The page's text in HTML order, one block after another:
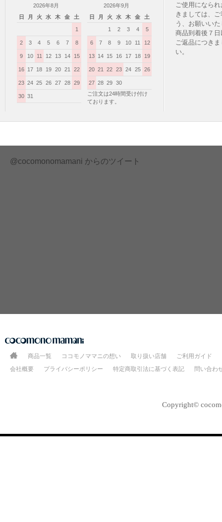
2026年8月
日
月 火 水 木 金 土
1
2 3 4 5 6 7 8
9 10 11 12 13 14 15
16 17 18 19 20 21 22
23 24 25 26 27 28 29
30 31
2026年9月
日
月 火 水 木 金 土
1 2 3 4 5
6 7 8 9 10 11 12
13 14 15 16 17 18 19
20 21 22 23 24 25 26
27 28 29 30
ご注文は24時間受け付け
ております。
ご使用になら
きましては、
う、お願いい
商品到着後７
ご返品につき
い。
@cocomonomamani からのツイート
商品一覧 ココモノママニの想い 取り扱い店舗
ご利用ガイド
会社概要
プライバシーポリシー 特定商取引法に基づく表記 問い合わ
Copyright©